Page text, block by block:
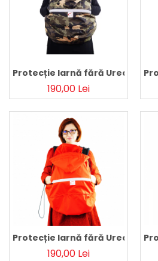
Pălării de Soare
Protecție Iarnă fără Urechi -
190,00 Lei
Protecție Iarnă fără Urechi -
190,00 Lei